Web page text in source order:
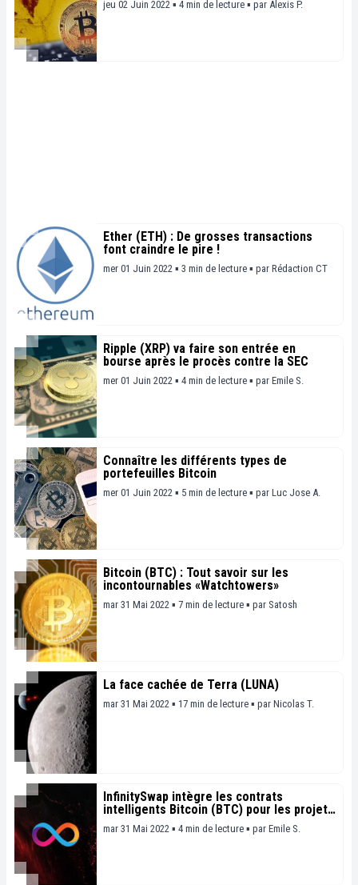
jeu 02 Juin 2022 ▪ 4 min de lecture ▪ par Alexis P.
Ether (ETH) : De grosses transactions
font craindre le pire !
mer 01 Juin 2022 ▪ 3 min de lecture ▪ par Rédaction CT
Ripple (XRP) va faire son entrée en
bourse après le procès contre la SEC
mer 01 Juin 2022 ▪ 4 min de lecture ▪ par Emile S.
Connaître les différents types de
portefeuilles Bitcoin
mer 01 Juin 2022 ▪ 5 min de lecture ▪ par Luc Jose A.
Bitcoin (BTC) : Tout savoir sur les
incontournables «Watchtowers»
mar 31 Mai 2022 ▪ 7 min de lecture ▪ par Satosh
La face cachée de Terra (LUNA)
mar 31 Mai 2022 ▪ 17 min de lecture ▪ par Nicolas T.
InfinitySwap intègre les contrats
intelligents Bitcoin (BTC) pour les projets
DeFi
mar 31 Mai 2022 ▪ 4 min de lecture ▪ par Emile S.